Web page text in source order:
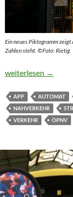
Ein neues Piktogramm
Zahlen steht. ©Foto: Rietig
Wie eine App, nur
weiterlesen →
APP AUTOMAT
NAHVERKEHR
VERKEHR
ÖPNV